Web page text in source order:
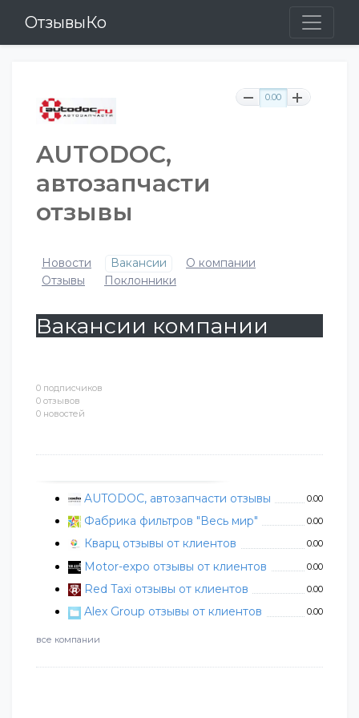
ОтзывыКо
0 подписчиков
0 отзывов
0 новостей
AUTODOC, автозапчасти отзывы 0.00
Фабрика фильтров "Весь мир" 0.00
Кварц отзывы от клиентов 0.00
Motor-expo отзывы от клиентов 0.00
Red Taxi отзывы от клиентов 0.00
Alex Group отзывы от клиентов 0.00
все компании
0.00
AUTODOC,
автозапчасти
отзывы
Новости Вакансии
О компании
Отзывы
Поклонники
Вакансии компании